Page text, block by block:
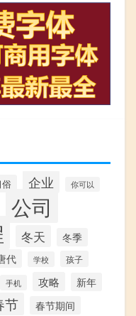
企业 你可以
公司
冬天 冬季
代 学校 孩子
手机 攻略 新年
节 春节期间